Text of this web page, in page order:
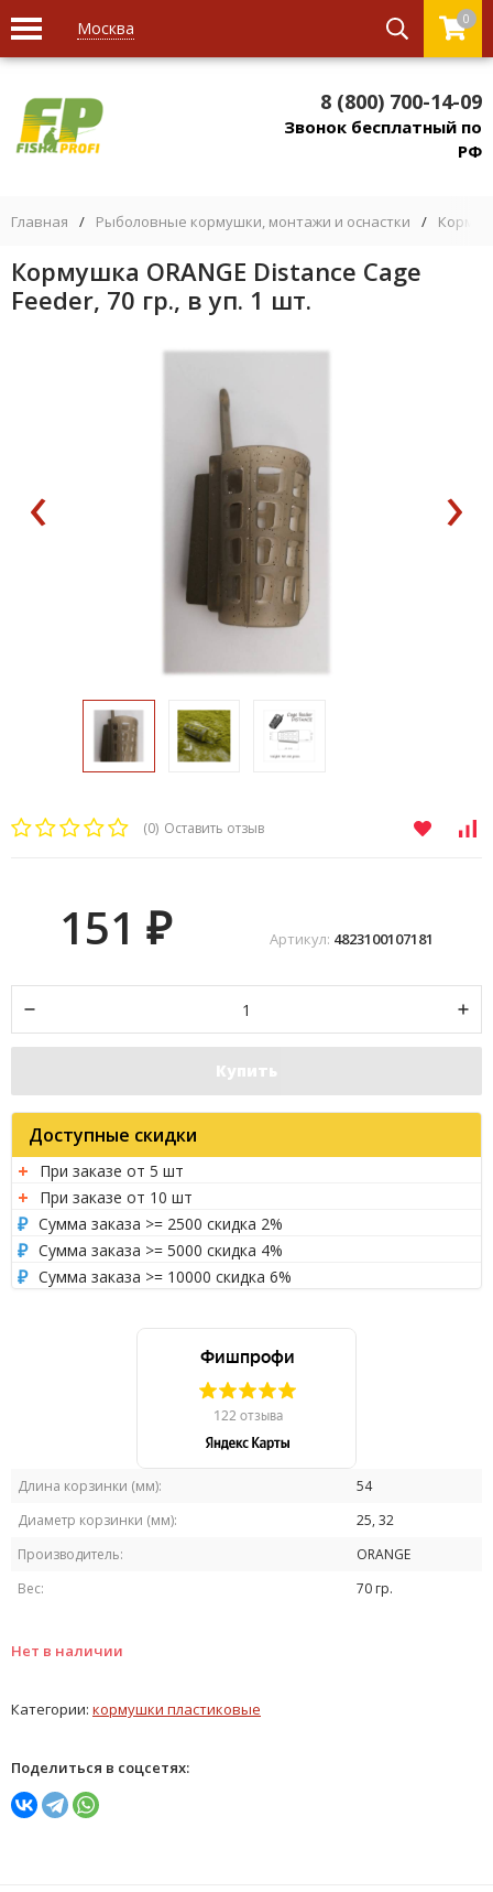
Москва 0
8 (800) 700-14-09
Звонок бесплатный по
РФ
Главная / Рыболовные кормушки, монтажи и оснастки /
Кормушка ORANGE Distance Cage
Feeder, 70 гр., в уп. 1 шт.
‹ ›
(0) Оставить отзыв
Длина корзинки (мм):
54
Диаметр корзинки (мм):
25, 32
Производитель:
ORANGE
Вес:
70 гр.
Нет в наличии
Артикул: 4823100107181
151 ₽
Купить
Доступные скидки
При заказе от 5 шт
При заказе от 10 шт
Сумма заказа >= 2500 скидка 2%
Сумма заказа >= 5000 скидка 4%
Сумма заказа >= 10000 скидка 6%
Категории: кормушки пластиковые
Поделиться в соцсетях: